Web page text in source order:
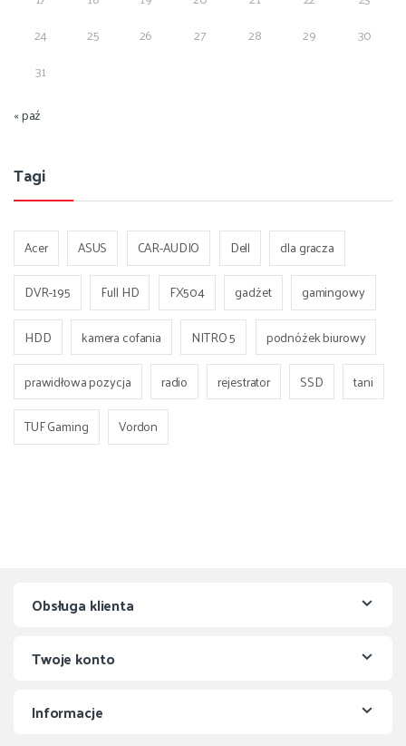
24
25 26 27 28 29
30
31
« paź
Tagi
Acer ASUS CAR-AUDIO Dell
dla gracza
DVR-195
Full HD FX504 gadżet
gamingowy
HDD
kamera cofania NITRO 5
podnóżek biurowy
prawidłowa pozycja
radio rejestrator SSD
tani
TUF Gaming
Vordon
Obsługa klienta
Twoje konto
Informacje